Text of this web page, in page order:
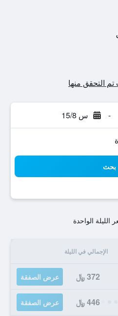
- س 15/8
بحث
الواحدة
الإجمالي في الليلة
372 ﷼ عرض الصفقة
446 ﷼ عرض الصفقة